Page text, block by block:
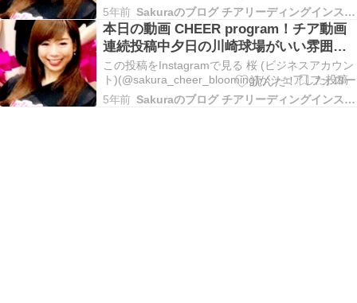
5年前
Sakuraのブログ チアリーディングインストラクターコーチ
本日の動画 CHEER program！チア動画
連続投稿中︎︎夕日の川崎球場がいい雰囲
気〜...
この投稿をInstagramで見る 桜 (ビジネスアカウン
ト)(@sakura_cheer_blooming)がシェアした投稿
5年前
Sakuraのブログ チアリーディングインストラクターコーチ